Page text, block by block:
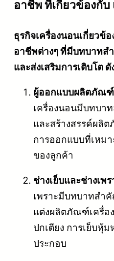
อาชีพ ที่เกี่ยวข้องกับ
ธุรกิจเครื่องนอนเกี่ยวข้
อาชีพต่างๆ ที่มีบทบาทส
และส่งเสริมการเติบโต ดั
ผู้ออกแบบผลิตภัณฑ์
เครื่องนอนมีบทบา
และสร้างสรรค์ผ
การออกแบบที่เหม
ของลูกค้า
ช่างเย็บและช่างเพร
เพราะมีบทบาทสำ
แต่งผลิตภัณฑ์เครื่อ
ปกเตียง การเย็บหุ้
ประกอบ